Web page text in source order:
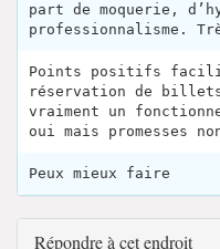
part de moquerie,
professionnalisme.
Points positifs
réservation de
vraiment un
oui mais promesses
Peux mieux faire
Répondre à cet endroit